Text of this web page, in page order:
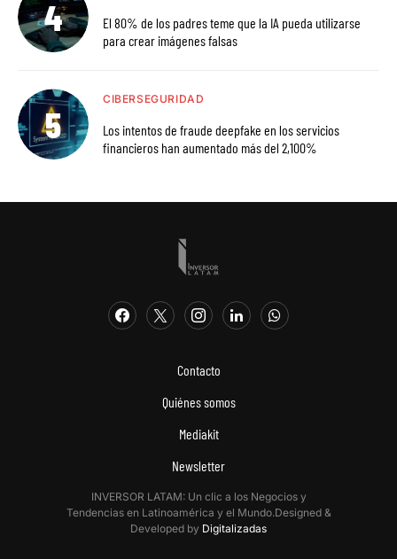
El 80% de los padres teme que la IA pueda utilizarse
para crear imágenes falsas
CIBERSEGURIDAD
Los intentos de fraude deepfake en los servicios
financieros han aumentado más del 2,100%
Contacto
Quiénes somos
Mediakit
Newsletter
INVERSOR LATAM: Un clic a los Negocios y
Tendencias en Latinoamérica y el Mundo.Designed &
Developed by Digitalizadas